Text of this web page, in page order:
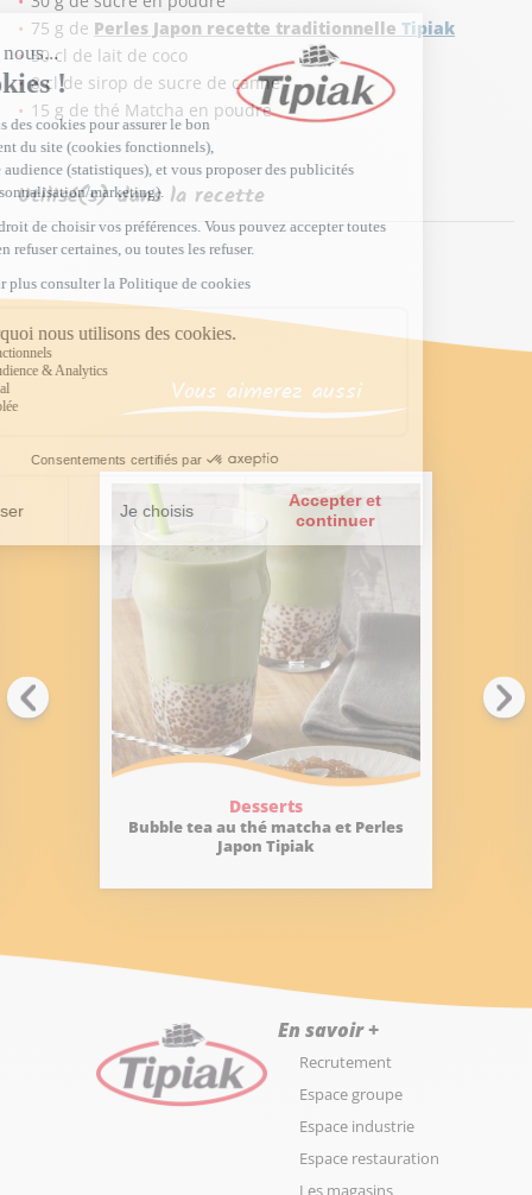
75 g de Perles Japon recette traditionnelle Tipiak
50 cl de lait de coco
8 cl de sirop de sucre de canne
15 g de thé Matcha en poudre
Utilisé(s) dans la recette
Vous aimerez aussi
Desserts
Bubble tea au thé matcha et Perles
Japon Tipiak
En savoir +
Recrutement
Espace groupe
Espace industrie
Espace restauration
Les magasins